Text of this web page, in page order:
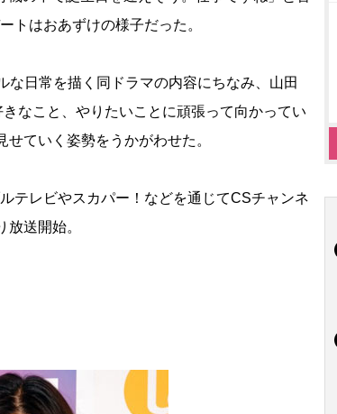
トはおあずけの様子だった。
日常を描く同ドラマの内容にちなみ、山田
なこと、やりたいことに頑張って向かってい
せていく姿勢をうかがわせた。
テレビやスカパー！などを通じてCSチャンネ
送開始。